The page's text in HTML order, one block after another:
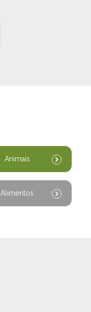
Animais
Alimentos